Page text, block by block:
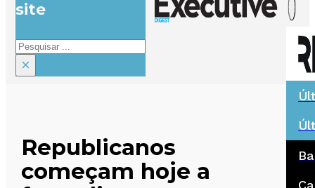
site
Pesquisar
×
Republicanos
começam hoje a